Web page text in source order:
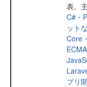
表。
C#・
ット
Core
プリ